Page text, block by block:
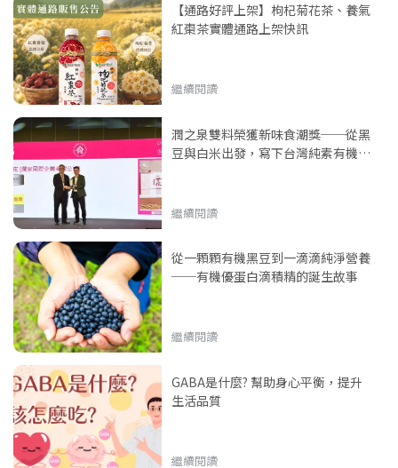
【通路好評上架】枸杞菊花茶、養氣
紅棗茶實體通路上架快訊
繼續閱讀
潤之泉雙料榮獲新味食潮獎──從黑
豆與白米出發，寫下台灣純素有機營
繼續閱讀
從一顆顆有機黑豆到一滴滴純淨營養
──有機優蛋白滴積精的誕生故事
繼續閱讀
GABA是什麼? 幫助身心平衡，提升
生活品質
繼續閱讀